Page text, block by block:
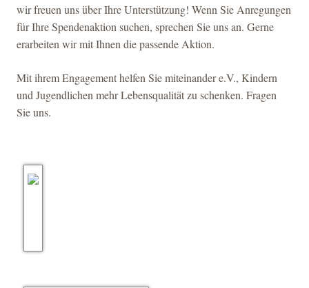
wir freuen uns über Ihre Unterstützung! Wenn Sie Anregungen
für Ihre Spendenaktion suchen, sprechen Sie uns an. Gerne
erarbeiten wir mit Ihnen die passende Aktion.
Mit ihrem Engagement helfen Sie miteinander e.V., Kindern
und Jugendlichen mehr Lebensqualität zu schenken. Fragen
Sie uns.